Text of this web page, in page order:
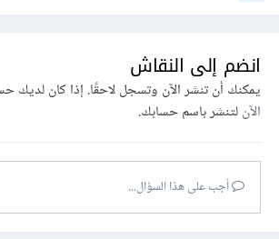
انضم إلى النقاش
يمكنك أن تنشر الآن وتسجل لاحقًا. إذا كان لديك
الآنلتنشر باسم حسابك.
أجب على هذا السؤال...